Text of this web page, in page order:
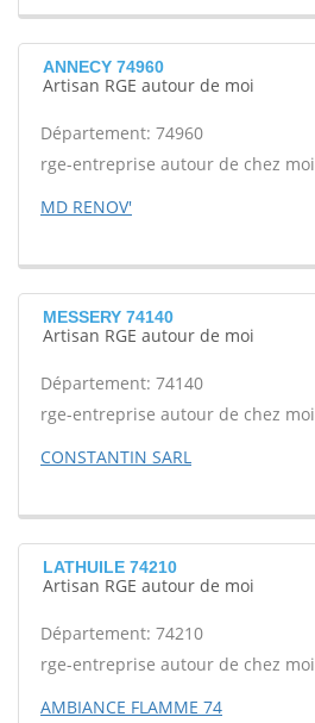
ANNECY 74960
Artisan RGE autour de moi
Département: 74960
rge-entreprise autour de chez moi
MD RENOV'
MESSERY 74140
Artisan RGE autour de moi
Département: 74140
rge-entreprise autour de chez moi
CONSTANTIN SARL
LATHUILE 74210
Artisan RGE autour de moi
Département: 74210
rge-entreprise autour de chez moi
AMBIANCE FLAMME 74